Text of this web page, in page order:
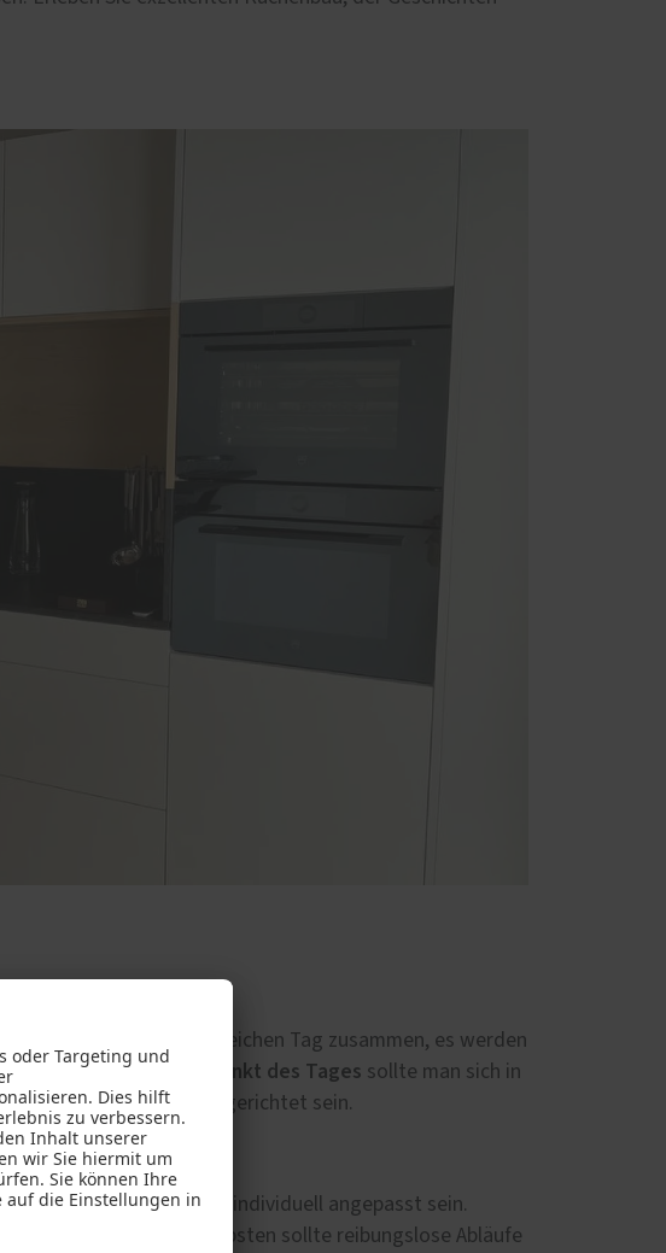
nach einem ereignisreichen Tag zusammen, es werden
Als Dreh- und Angelpunkt des Tages sollte man sich in
Ihre Bedürfnisse ausgerichtet sein.
Küchenmöbel individuell angepasst sein.
Menüs für Ihre Liebsten sollte reibungslose Abläufe